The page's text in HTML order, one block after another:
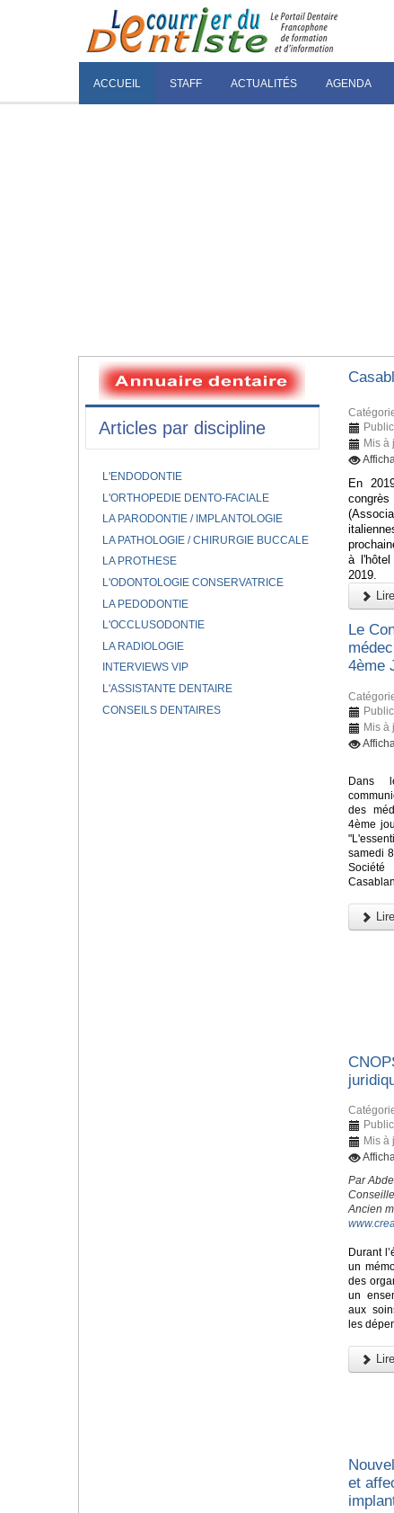
ACCUEIL STAFF ACTUALITÉS AGENDA
Mis à
En
congrès
à
2019.
Le
4ème
Mis à
Dans
des
4ème
samedi
Mis à
Par
Ancien
Durant
un
des
un
aux
les
et
Articles par discipline
L'ENDODONTIE
L'ORTHOPEDIE DENTO-FACIALE
LA PARODONTIE / IMPLANTOLOGIE
LA PATHOLOGIE / CHIRURGIE BUCCALE
LA PROTHESE
L'ODONTOLOGIE CONSERVATRICE
LA PEDODONTIE
L'OCCLUSODONTIE
LA RADIOLOGIE
INTERVIEWS VIP
L'ASSISTANTE DENTAIRE
CONSEILS DENTAIRES